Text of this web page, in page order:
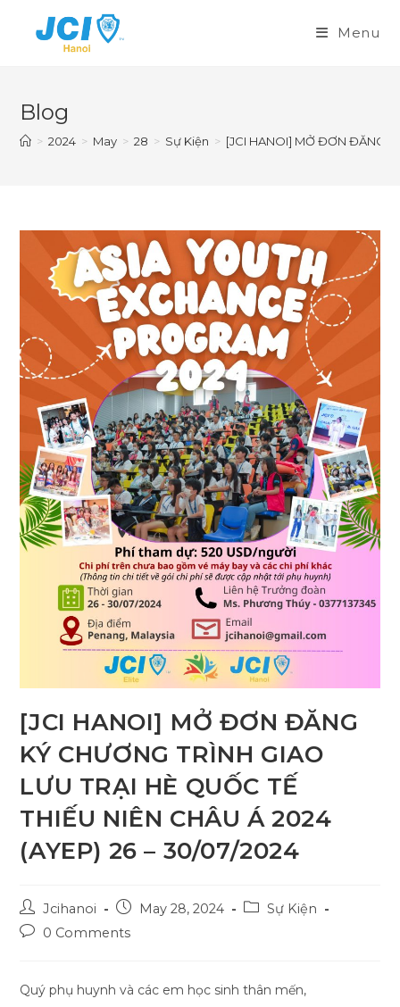
Menu
Blog
> 2024 > May > 28 > Sự Kiện > [JCI HANOI] MỞ ĐƠN ĐĂNG
[JCI HANOI] MỞ ĐƠN ĐĂNG
KÝ CHƯƠNG TRÌNH GIAO
LƯU TRẠI HÈ QUỐC TẾ
THIẾU NIÊN CHÂU Á 2024
(AYEP) 26 – 30/07/2024
Post
author:
Jcihanoi
Post
published:
May 28, 2024
PostSự Kiện
Post0 Comments
Quý phụ huynh và các em học sinh thân mến,